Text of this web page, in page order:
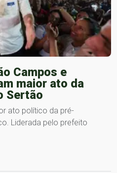
Campos e
maior ato da
Sertão
ato político da pré-
Liderada pelo prefeito